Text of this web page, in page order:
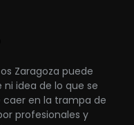
Zaragoza puede
idea de lo que se
caer en la trampa de
profesionales y